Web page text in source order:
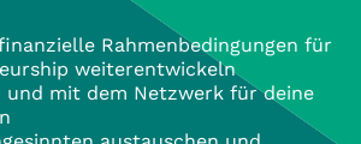
Rahmenbedingungen für
weiterentwickeln
und mit dem Netzwerk für deine